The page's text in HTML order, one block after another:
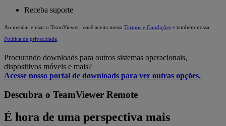
Receba suporte
Ao instalar e usar o TeamViewer, você aceita nosso Termos e Condições e também nossa
Política de privacidade
Procurando downloads para outros sistemas operacionais,
dispositivos móveis e mais?
Acesse nosso portal de downloads para ver outras opções.
Descubra o TeamViewer Remote
É hora de uma perspectiva mais